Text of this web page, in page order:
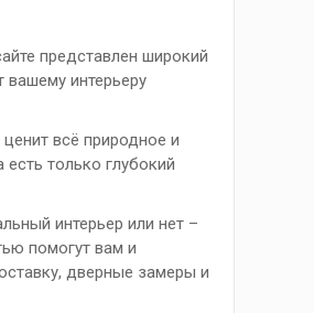
представлен широкий
вашему интерьеру
всё природное и
только глубокий
интерьер или нет –
помогут вам и
дверные замеры и